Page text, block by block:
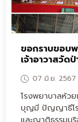
ขอกราบขอบ
เจ้าอาวาสวัด
07 มิ.ย. 2567
โรงพยาบาลห้ว
บุญมี ปัญญาธีโร